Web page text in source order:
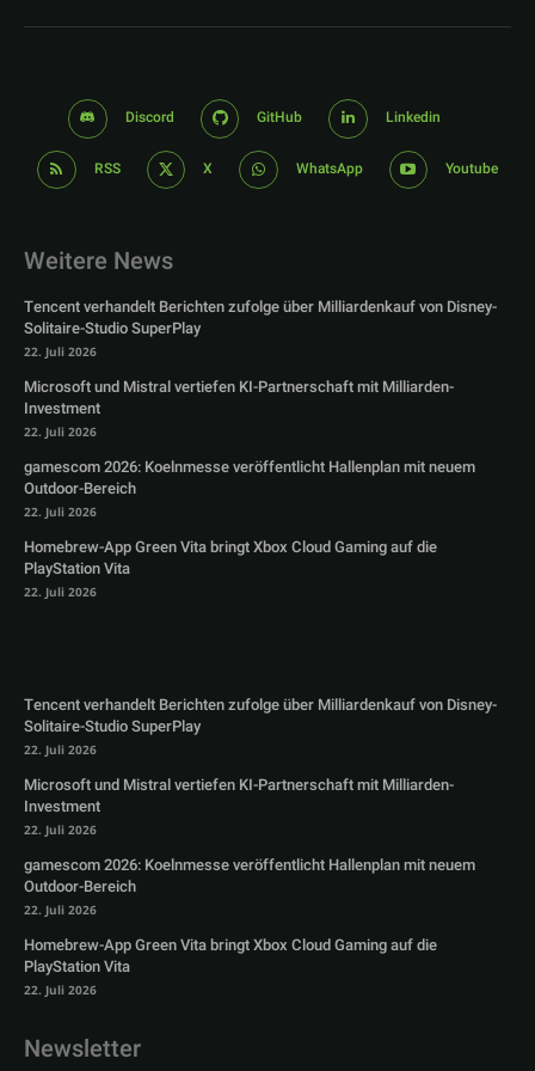
Discord GitHub Linkedin
RSS X WhatsApp Youtube
Weitere News
Tencent verhandelt Berichten zufolge über Milliardenkauf von Disney-
Solitaire-Studio SuperPlay
22. Juli 2026
Microsoft und Mistral vertiefen KI-Partnerschaft mit Milliarden-
Investment
22. Juli 2026
gamescom 2026: Koelnmesse veröffentlicht Hallenplan mit neuem
Outdoor-Bereich
22. Juli 2026
Homebrew-App Green Vita bringt Xbox Cloud Gaming auf die
PlayStation Vita
22. Juli 2026
Tencent verhandelt Berichten zufolge über Milliardenkauf von Disney-
Solitaire-Studio SuperPlay
22. Juli 2026
Microsoft und Mistral vertiefen KI-Partnerschaft mit Milliarden-
Investment
22. Juli 2026
gamescom 2026: Koelnmesse veröffentlicht Hallenplan mit neuem
Outdoor-Bereich
22. Juli 2026
Homebrew-App Green Vita bringt Xbox Cloud Gaming auf die
PlayStation Vita
22. Juli 2026
Newsletter